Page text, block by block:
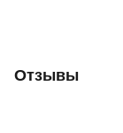
Отзывы